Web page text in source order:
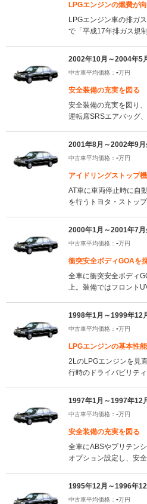
LPGエンジンの燃費が
LPGエンジン車の排ガ
で「平成17年排ガス規
プ、ヘッドランプレベ
どを標準装備している
2002年10月～2004年5
中古車平均価格： -万円
安全装備の充実を図る
安全装備の充実を図り
運転席SRSエアバッグ
した。また、ハンドル
された。（2002.10）
2001年8月～2002年9
中古車平均価格： -万円
アイドリングストップ
AT車に車両停止時に自
を行うトヨタ・ストッ
また2LのLPGエンジン
(2001.8)
2000年1月～2001年7
中古車平均価格： -万円
衝突安全ボディGOAを
全車に衝突安全ボディ
上。装備ではフロント
ション設定し、女性ド
実している。(2001.1)
1998年1月～1999年12
中古車平均価格： -万円
LPGエンジンの基本性
2LのLPGエンジンを見
行時のドライバビリテ
感を演出。さらに一部
定した。(1998.1)
1997年1月～1997年12
中古車平均価格： -万円
安全装備の充実を図る
全車にABSやプリテン
オプション設定し、安
レストなどを車種・グ
ど、機能性を向上。
1995年12月～1996年
中古車平均価格： -万円